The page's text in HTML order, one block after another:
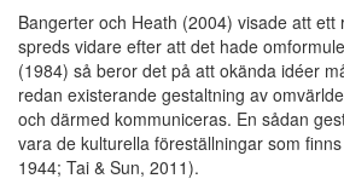
Bangerter och Heath (2004) visade att ett
spreds vidare efter att det hade
(1984) så beror det på att okända idéer
redan existerande gestaltning av
och därmed kommuniceras. En sådan
vara de kulturella föreställningar som
1944; Tai & Sun, 2011).